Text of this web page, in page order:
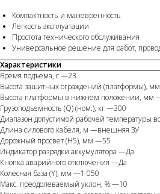
Компактность и маневренность
Легкость эксплуатации
Простота технического обслуживания
Универсальное решение для работ,
Характеристики
Время подъема, с —23
Высота защитных ограждений (платформы),
Высота платформы в нижнем положении, мм
Грузоподъемность (Q) (ном.), кг —300
Диапазон допустимой рабочей температуры
Длина силового кабеля, м —внешняя ЗУ
Дорожный просвет (H5), мм —55
Индикатор разрядки аккумулятора —Да
Кнопка аварийного отключения —Да
Колесная база (Y), мм —1 050
Макс. преодолеваемый уклон, % —10